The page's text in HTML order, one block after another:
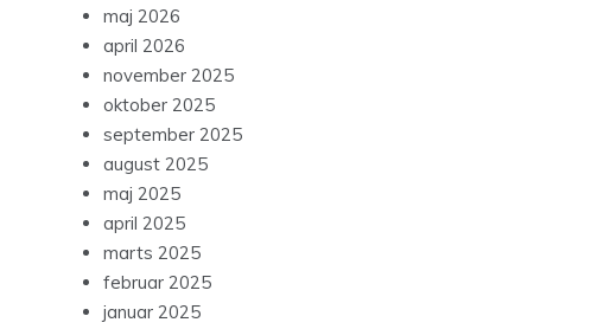
maj 2026
april 2026
november 2025
oktober 2025
september 2025
august 2025
maj 2025
april 2025
marts 2025
februar 2025
januar 2025